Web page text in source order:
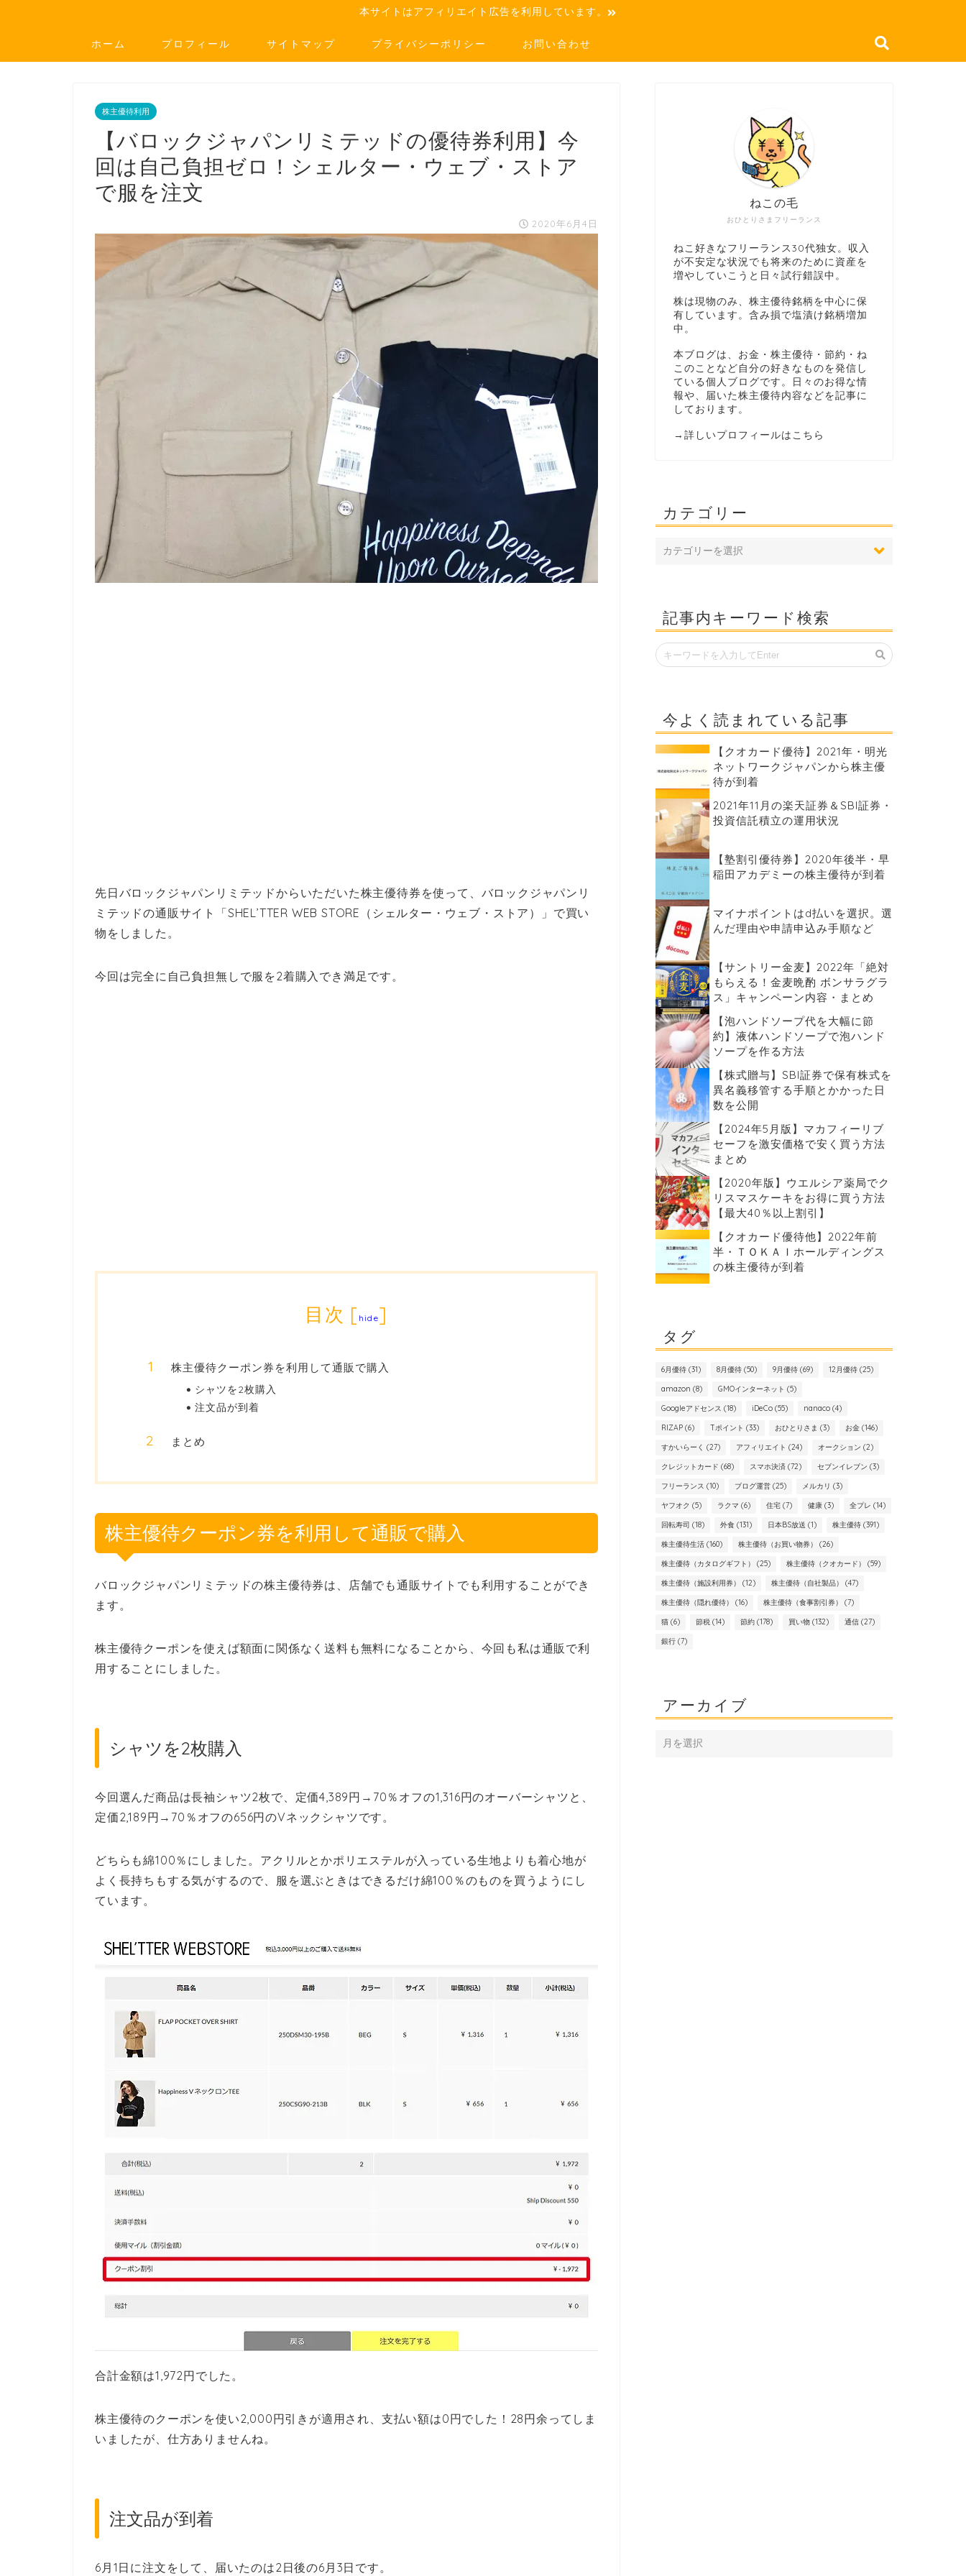
本サイトはアフィリエイト広告を利用しています。
ホーム プロフィール サイトマップ プライバシーポリシー お問い合わせ
株主優待利用
【バロックジャパンリミテッドの優待券利用】今
回は自己負担ゼロ！シェルター・ウェブ・ストア
で服を注文
2020年6月4日
先日バロックジャパンリミテッドからいただいた株主優待券を使って、バロックジャパンリ
ミテッドの通販サイト「SHEL’TTER WEB STORE（シェルター・ウェブ・ストア）」で買い
物をしました。
今回は完全に自己負担無しで服を2着購入でき満足です。
目次 [ hide]
株主優待クーポン券を利用して通販で購入
シャツを2枚購入
注文品が到着
まとめ
株主優待クーポン券を利用して通販で購入
バロックジャパンリミテッドの株主優待券は、店舗でも通販サイトでも利用することができ
ます。
株主優待クーポンを使えば額面に関係なく送料も無料になることから、今回も私は通販で利
用することにしました。
シャツを2枚購入
今回選んだ商品は長袖シャツ2枚で、定価4,389円→70％オフの1,316円のオーバーシャツと、
定価2,189円→70％オフの656円のVネックシャツです。
どちらも綿100％にしました。アクリルとかポリエステルが入っている生地よりも着心地が
よく長持ちもする気がするので、服を選ぶときはできるだけ綿100％のものを買うようにし
ています。
合計金額は1,972円でした。
株主優待のクーポンを使い2,000円引きが適用され、支払い額は0円でした！28円余ってしま
いましたが、仕方ありませんね。
注文品が到着
6月1日に注文をして、届いたのは2日後の6月3日です。
おひとりさまフリーランス
ねこの毛
ねこ好きなフリーランス30代独女。収入
が不安定な状況でも将来のために資産を
増やしていこうと日々試行錯誤中。
株は現物のみ、株主優待銘柄を中心に保
有しています。含み損で塩漬け銘柄増加
中。
本ブログは、お金・株主優待・節約・ね
このことなど自分の好きなものを発信し
ている個人ブログです。日々のお得な情
報や、届いた株主優待内容などを記事に
しております。
→ 詳しいプロフィールはこちら
カテゴリー
記事内キーワード検索
今よく読まれている記事
【クオカード優待】2021年・明光
ネットワークジャパンから株主優
待が到着
2021年11月の楽天証券＆SBI証券・
投資信託積立の運用状況
【塾割引優待券】2020年後半・早
稲田アカデミーの株主優待が到着
マイナポイントはd払いを選択。選
んだ理由や申請申込み手順など
【サントリー金麦】2022年「絶対
もらえる！金麦晩酌 ボンサラグラ
ス」キャンペーン内容・まとめ
【泡ハンドソープ代を大幅に節
約】液体ハンドソープで泡ハンド
ソープを作る方法
【株式贈与】SBI証券で保有株式を
異名義移管する手順とかかった日
数を公開
【2024年5月版】マカフィーリブ
セーフを激安価格で安く買う方法
まとめ
【2020年版】ウエルシア薬局でク
リスマスケーキをお得に買う方法
【最大40％以上割引】
【クオカード優待他】2022年前
半・ＴＯＫＡＩホールディングス
の株主優待が到着
タグ
6月優待(31) 8月優待(50) 9月優待(69) 12月優待(25)
amazon (8) GMOインターネット (5)
Googleアドセンス (18) iDeCo(55) nanaco(4)
RIZAP(6) Tポイント (33) おひとりさま (3) お金(146)
すかいらーく (27) アフィリエイト (24) オークション (2)
クレジットカード (68) スマホ決済(72) セブンイレブン (3)
フリーランス (10) ブログ運営(25) メルカリ (3)
ヤフオク (5) ラクマ (6) 住宅(7) 健康(3) 全プレ (14)
回転寿司 (18) 外食(131) 日本BS放送 (1) 株主優待(391)
株主優待生活(160) 株主優待（お買い物券） (26)
株主優待（カタログギフト） (25) 株主優待（クオカード） (59)
株主優待（施設利用券） (12) 株主優待（自社製品） (47)
株主優待（隠れ優待） (16) 株主優待（食事割引券） (7)
猫(6) 節税(14) 節約(178) 買い物(132) 通信(27)
銀行(7)
アーカイブ